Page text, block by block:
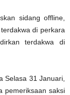
sidang offline,
di perkara
terdakwa di
Selasa 31 Januari,
pemeriksaan saksi